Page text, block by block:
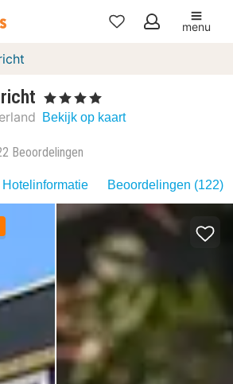
Mijn
menu
, 4 Sterren
Bekijk op kaart
Beoordelingen
Hotelinformatie Beoordelingen (122)